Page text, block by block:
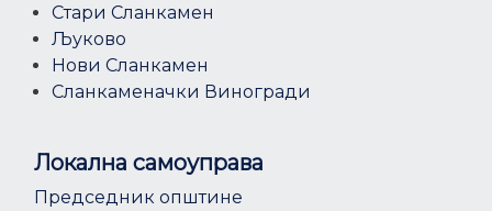
Стари Сланкамен
Љуково
Нови Сланкамен
Сланкаменачки Виногради
Локална самоуправа
Председник општине